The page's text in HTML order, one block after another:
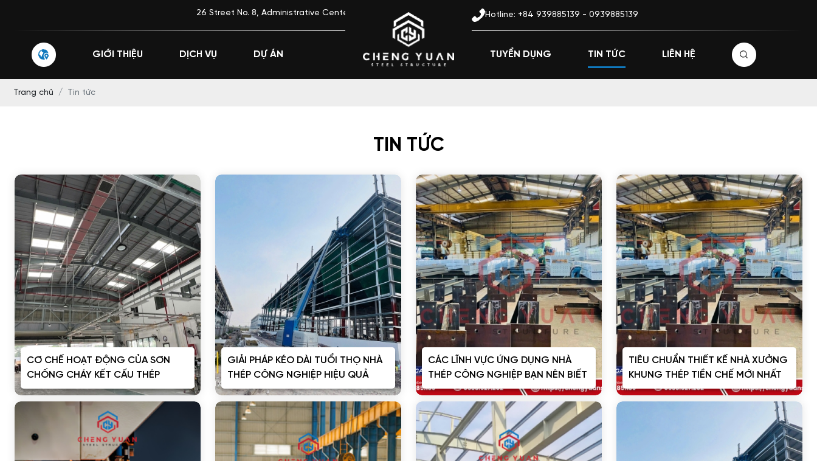
26 Street No. 8, Administrative Center, Di An Ward, Ho Chi Minh city Hotline: +84 939885139 - 0939885139
GIỚI THIỆU DỊCH VỤ DỰ ÁN TUYỂN DỤNG TIN TỨC LIÊN HỆ
Trang chủ Tin tức
TIN TỨC
CƠ CHẾ HOẠT ĐỘNG CỦA SƠN
CHỐNG CHÁY KẾT CẤU THÉP
GIẢI PHÁP KÉO DÀI TUỔI THỌ NHÀ
THÉP CÔNG NGHIỆP HIỆU QUẢ
CÁC LĨNH VỰC ỨNG DỤNG NHÀ
THÉP CÔNG NGHIỆP BẠN NÊN BIẾT
TIÊU CHUẨN THIẾT KẾ NHÀ XƯỞNG
KHUNG THÉP TIỀN CHẾ MỚI NHẤT